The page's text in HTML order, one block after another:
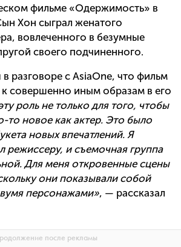
фильме «Одержимость» в
Хон сыграл женатого
вовлеченного в безумные
своего подчиненного.
в разговоре с AsiaOne, что фильм
к совершенно иным образам в его
роль не только для того, чтобы
то новое как актер. Это было
новых впечатлений. Я
режиссеру, и съемочная группа
Для меня откровенные сцены
они показывали собой
персонажами», — рассказал